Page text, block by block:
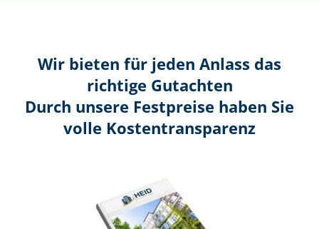
Wir bieten für jeden Anlass das
richtige Gutachten
Durch unsere Festpreise haben Sie
volle Kosten­transparenz